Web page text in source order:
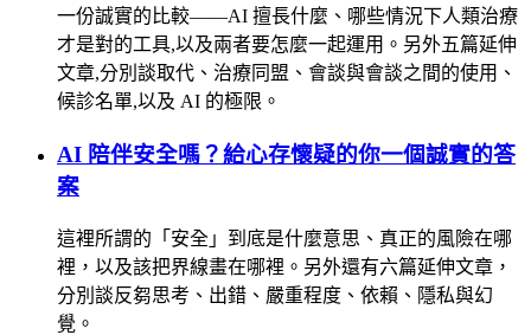
一份誠實的比較——AI 擅長什麼、哪些情況下人類治療
才是對的工具,以及兩者要怎麼一起運用。另外五篇延伸
文章,分別談取代、治療同盟、會談與會談之間的使用、
候診名單,以及 AI 的極限。
AI 陪伴安全嗎？給心存懷疑的你一個誠實的答
案
這裡所謂的「安全」到底是什麼意思、真正的風險在哪
裡，以及該把界線畫在哪裡。另外還有六篇延伸文章，
分別談反芻思考、出錯、嚴重程度、依賴、隱私與幻
覺。